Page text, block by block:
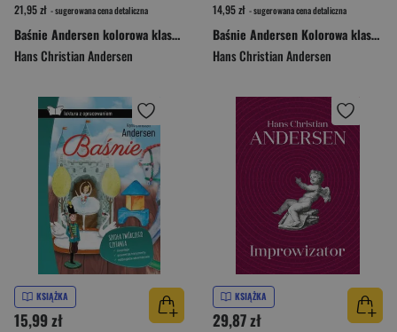
21,95 zł - sugerowana cena detaliczna
Baśnie Andersen kolorowa klasyka
Hans Christian Andersen
14,95 zł - sugerowana cena detaliczna
Baśnie Andersen Kolorowa klasyka
Hans Christian Andersen
KSIĄŻKA
15,99 zł
KSIĄŻKA
29,87 zł